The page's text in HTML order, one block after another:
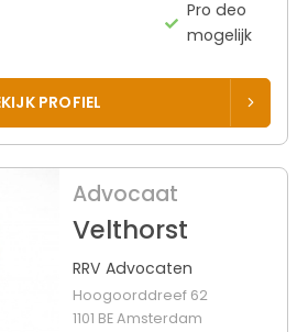
Pro deo
mogelijk
PROFIEL
Advocaat
Velthorst
RRV Advocaten
Hoogoorddreef 62
1101 BE Amsterdam